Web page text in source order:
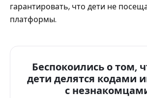
гарантировать, что дети не
платформы.
Беспокоились о том,
дети делятся кодами
с